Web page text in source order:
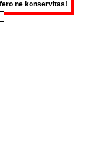
ne konservitas!